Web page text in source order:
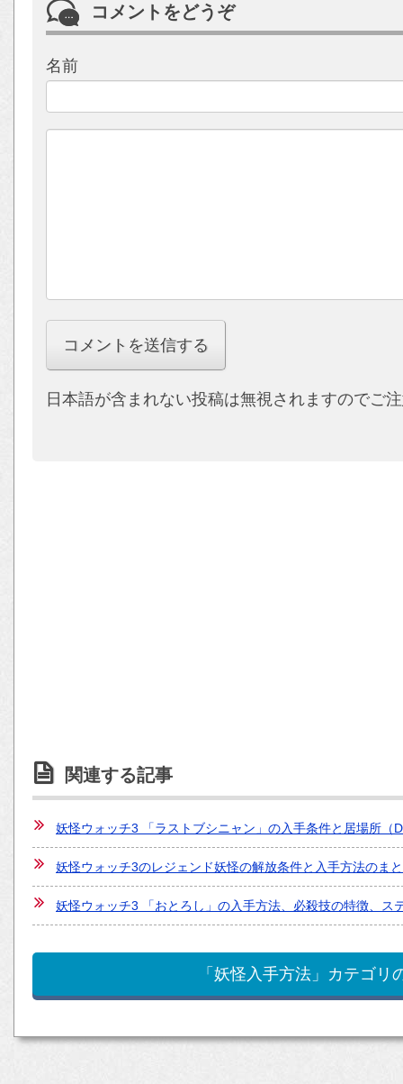
コメントをどうぞ
名前
日本語が含まれない投稿は無視されますのでご
関連する記事
妖怪ウォッチ3 「ラストブシニャン」の入手条件と居場所（
妖怪ウォッチ3のレジェンド妖怪の解放条件と入手方法のま
妖怪ウォッチ3 「おとろし」の入手方法、必殺技の特徴、ス
「妖怪入手方法」カテゴリ